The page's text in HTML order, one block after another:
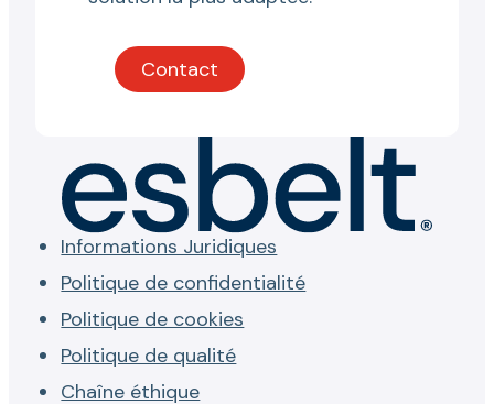
Contact
Informations Juridiques
Politique de confidentialité
Politique de cookies
Politique de qualité
Chaîne éthique